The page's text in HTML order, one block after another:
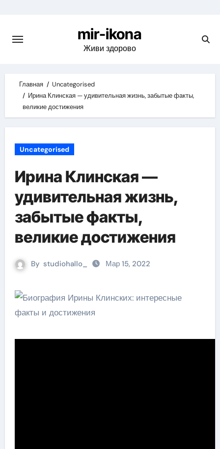
content
mir-ikona
Живи здорово
Главная
Uncategorised
Ирина Клинская — удивительная жизнь, забытые факты,
великие достижения
Uncategorised
Ирина Клинская —
удивительная жизнь,
забытые факты,
великие достижения
By studiohallo_ Мар 15, 2022